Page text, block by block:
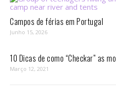
Campos de férias em Portugal
Junho 15, 2026
10 Dicas de como “Checkar” as
Março 12, 2021